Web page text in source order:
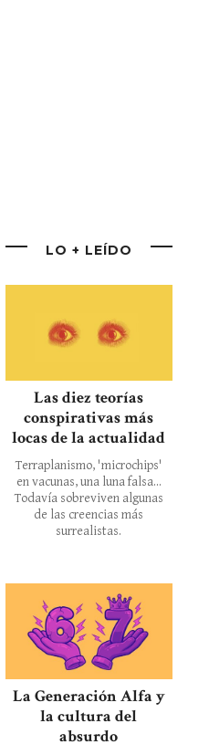
LO + LEÍDO
Las diez teorías
conspirativas más
locas de la actualidad
Terraplanismo, 'microchips'
en vacunas, una luna falsa...
Todavía sobreviven algunas
de las creencias más
surrealistas.
La Generación Alfa y
la cultura del
absurdo